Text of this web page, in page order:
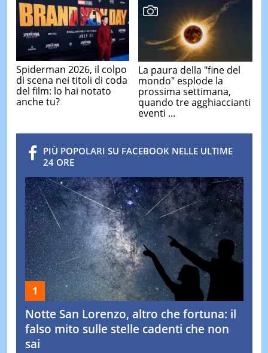
Spiderman 2026, il colpo
di scena nei titoli di coda
del film: lo hai notato
anche tu?
La paura della "fine del
mondo" esplode la
prossima settimana,
quando tre agghiaccianti
eventi ...
PIÙ POPOLARI SU FACEBOOK NELLE ULTIME
24 ORE
Notte San Lorenzo, altro che fortuna: il
falso mito sulle stelle cadenti che non
sai